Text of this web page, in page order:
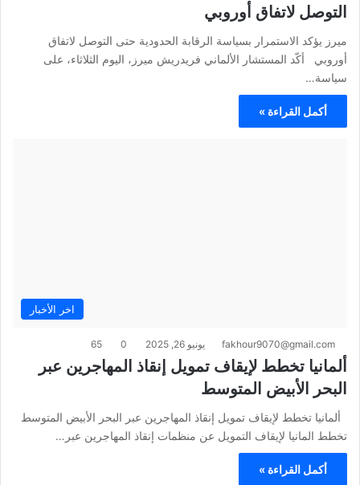
التوصل لاتفاق أوروبي
ميرز يؤكد الاستمرار بسياسة الرقابة الحدودية حتى التوصل لاتفاق
أوروبي أكّد المستشار الألماني فريدريش ميرز، اليوم الثلاثاء، على
سياسة…
أكمل القراءة »
اخر الأخبار
fakhour9070@gmail.com يونيو 26, 2025 0
65
ألمانيا تخطط لإيقاف تمويل إنقاذ المهاجرين عبر
البحر الأبيض المتوسط
ألمانيا تخطط لإيقاف تمويل إنقاذ المهاجرين عبر البحر الأبيض المتوسط
تخطط المانيا لإيقاف التمويل عن منظمات إنقاذ المهاجرين عبر…
أكمل القراءة »